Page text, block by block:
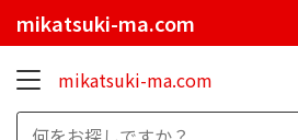
mikatsuki-ma.com
mikatsuki-ma.com